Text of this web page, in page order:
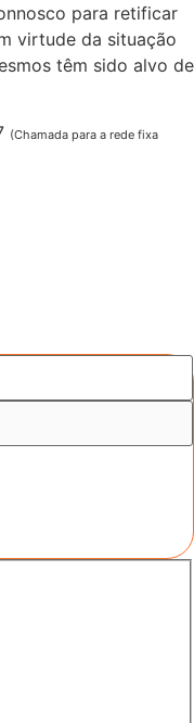
para retificar
virtude da situação
têm sido alvo de
(Chamada para a rede fixa